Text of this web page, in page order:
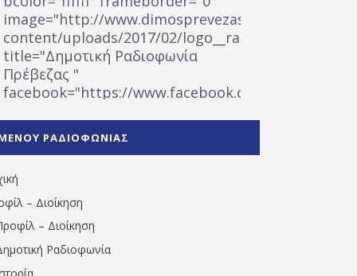
image="http://www.dimosprevezas.gr/wp-
content/uploads/2017/02/logo__radiofonias.jpg"
title="Δημοτική Ραδιοφωνία
Πρέβεζας "
facebook="https://www.facebook.com/
1531194763766854/" artist="" ]
ΡΑΔΙΟΦΩΝΙΑΣ
– Διοίκηση
– Διοίκηση
Ραδιοφωνία